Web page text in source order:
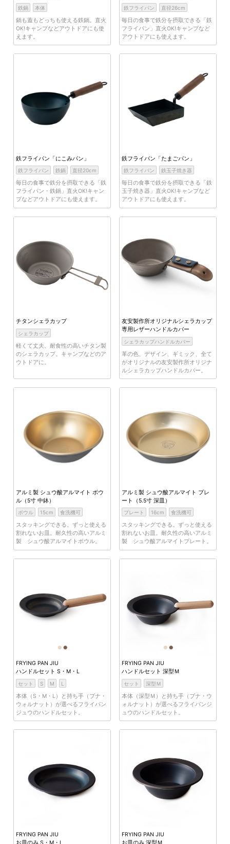
鉄鍋 本体
鍋も蓋もどっちも使える鉄鍋。直火
OK!キャンプなどアウトドアにも使
えます。
鉄フライパン 直径26cm
毎日の食事で鉄分を摂取できる「鉄
フライパン」直火OK!キャンプなど
アウトドアにも使えます。
鉄フライパン「にこみパン」
鉄フライパン 鉄鍋 直径20cm
毎日の食事で鉄分を摂取できる「鉄
フライパン・鉄鍋」直火OK!キャン
プなどアウトドアにも使えます。
鉄フライパン「たまごパン」
鉄フライパン 鉄玉子焼き器
毎日の食事で鉄分を摂取できる「鉄
玉子焼き器」直火OK!キャンプなど
アウトドアにも使えます。
チタンシェラカップ
シェラカップ
軽くて丈夫、耐食性の高いチタン製
のシェラカップ。キャンプなどのア
ウトドアに。
友安製作所オリジナルシェラカップ
専用レザーハンドルカバー
シェラカップハンドルカバー
革の色、デザイン、ギミック、全て
がオリジナルの友安製作所オリジナ
ルシェラカップハンドルカバー。
アルミ製 シュウ酸アルマイト ボウ
ル（5寸 中鉢）
ボウル 15cm 食洗機可
スタッキングできる。ずっと使える
割れないお皿。耐久性の高いアルミ
製 シュウ酸アルマイトボウル。
アルミ製 シュウ酸アルマイト プレ
ート（5.5寸 深皿）
プレート 16cm 食洗機可
スタッキングできる。ずっと使える
割れないお皿。耐久性の高いアルミ
製 シュウ酸アルマイトプレート。
FRYING PAN JIU
ハンドルセット S・M・L
セット S M L
本体（S・M・L）と持ち手（ブナ・
ウォルナット）が選べるフライパン
ジュウのハンドルセット。
FRYING PAN JIU
ハンドルセット 深型Ｍ
セット 深型Ｍ
本体（深型Ｍ）と持ち手（ブナ・ウ
ォルナット）が選べるフライパンジ
ュウのハンドルセット。
FRYING PAN JIU
FRYING PAN JIU